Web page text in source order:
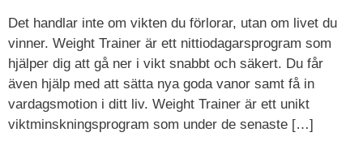
Det handlar inte om vikten du förlorar, utan om livet du
vinner. Weight Trainer är ett nittiodagarsprogram som
hjälper dig att gå ner i vikt snabbt och säkert. Du får
även hjälp med att sätta nya goda vanor samt få in
vardagsmotion i ditt liv. Weight Trainer är ett unikt
viktminskningsprogram som under de senaste […]